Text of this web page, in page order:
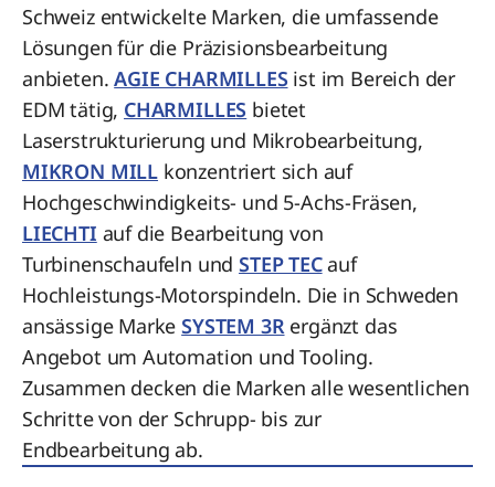
Schweiz entwickelte Marken, die umfassende
Lösungen für die Präzisionsbearbeitung
anbieten.AGIE CHARMILLES ist im Bereich der
EDM tätig, CHARMILLES bietet
Laserstrukturierung und Mikrobearbeitung,
MIKRON MILL konzentriert sich auf
Hochgeschwindigkeits- und 5-Achs-Fräsen,
LIECHTI auf die Bearbeitung von
Turbinenschaufeln undSTEP TECauf
Hochleistungs-Motorspindeln. Die in Schweden
ansässige MarkeSYSTEM 3Rergänzt das
Angebot um Automation und Tooling.
Zusammen decken die Marken alle wesentlichen
Schritte von der Schrupp- bis zur
Endbearbeitung ab.